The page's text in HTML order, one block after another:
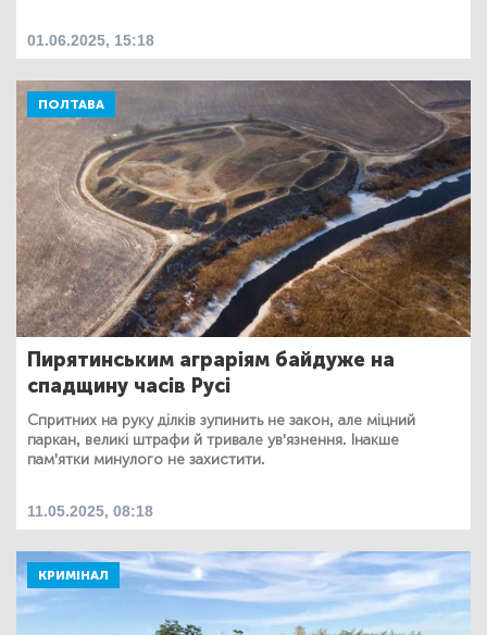
01.06.2025, 15:18
ПОЛТАВА
Пирятинським аграріям байдуже на
спадщину часів Русі
Спритних на руку ділків зупинить не закон, але міцний
паркан, великі штрафи й тривале ув'язнення. Інакше
пам'ятки минулого не захистити.
11.05.2025, 08:18
КРИМІНАЛ